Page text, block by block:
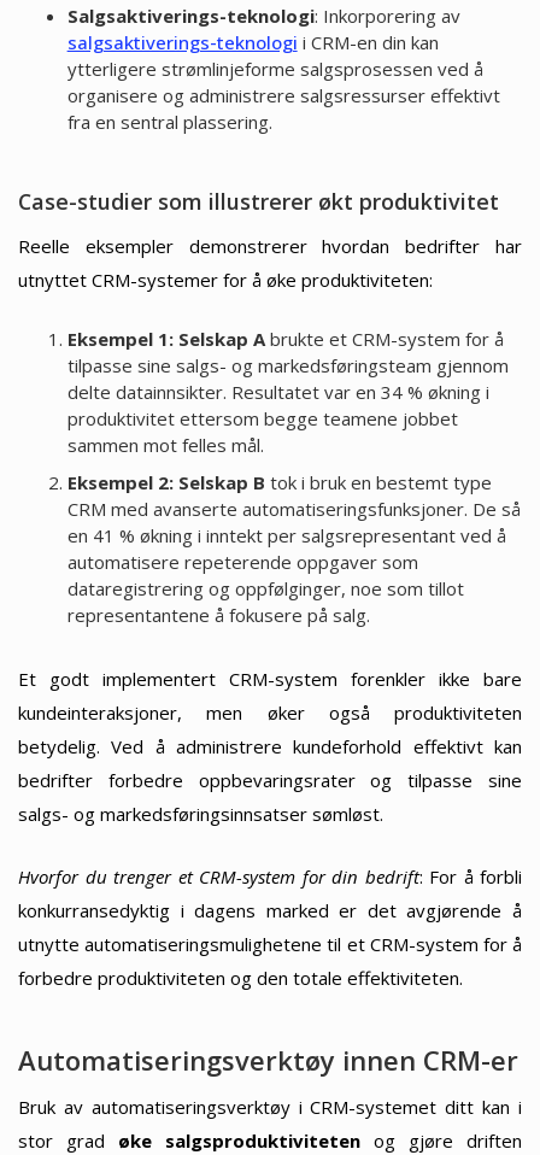
Salgsaktiverings-teknologi: Inkorporering av
salgsaktiverings-teknologi i CRM-en din kan
ytterligere strømlinjeforme salgsprosessen ved å
organisere og administrere salgsressurser effektivt
fra en sentral plassering.
Case-studier som illustrerer økt produktivitet
Reelle eksempler demonstrerer hvordan bedrifter har
utnyttet CRM-systemer for å øke produktiviteten:
Eksempel 1: Selskap Abrukte et CRM-system for å
tilpasse sine salgs- og markedsføringsteam gjennom
delte datainnsikter. Resultatet var en 34 % økning i
produktivitet ettersom begge teamene jobbet
sammen mot felles mål.
Eksempel 2: Selskap B tok i bruk en bestemt type
CRM med avanserte automatiseringsfunksjoner. De så
en 41 % økning i inntekt per salgsrepresentant ved å
automatisere repeterende oppgaver som
dataregistrering og oppfølginger, noe som tillot
representantene å fokusere på salg.
Et godt implementert CRM-system forenkler ikke bare
kundeinteraksjoner, men øker også produktiviteten
betydelig. Ved å administrere kundeforhold effektivt kan
bedrifter forbedre oppbevaringsrater og tilpasse sine
salgs- og markedsføringsinnsatser sømløst.
Hvorfor du trenger et CRM-system for din bedrift: For å forbli
konkurransedyktig i dagens marked er det avgjørende å
utnytte automatiseringsmulighetene til et CRM-system for å
forbedre produktiviteten og den totale effektiviteten.
Automatiseringsverktøy innen CRM-er
Bruk av automatiseringsverktøy i CRM-systemet ditt kan i
stor grad øke salgsproduktiviteten og gjøre driften